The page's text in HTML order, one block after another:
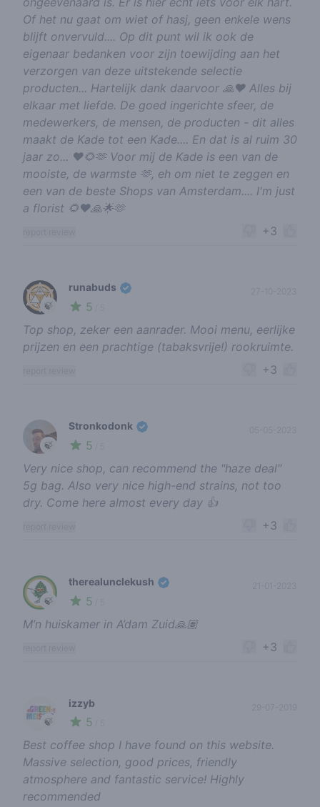
Of het nu gaat om wiet of hasj, geen enkele wens
blijft onvervuld.... Op dit punt wil ik ook de
eigenaar bedanken voor zijn toewijding aan het
verzorgen van deze uitstekende selectie
producten... Hartelijk dank daarvoor 🙏♥️ Alles bij
elkaar met liefde. De goed ingerichte sfeer, de
medewerkers, de mensen, de producten - dit alles
maakt de Kade tot een Kade.... En dat is al ruim 30
jaar zo... ♥️🌻🫶 Voor mij de Kade is een van de
mooiste, de warmste 🫶, eh om niet te zeggen en
een van de beste Shops van Amsterdam.... I'm just
a florist 🌻♥️🙏🌟🫶
+3
🍃
runabuds
5
27-10-2023
Top shop, zeker een aanrader. Mooi menu, eerlijke
prijzen en een prachtige (tabaksvrije!) rookruimte.
+3
🍃
Stronkodonk
5
05-05-2023
Very nice shop, can recommend the "haze deal"
5g bag. Also very nice high-end strains, not too
dry. Come here almost every day 👍
+3
🍃
therealunclekush
5
21-01-2023
M’n huiskamer in A’dam Zuid🙏🏽
+3
🍃
izzyb
5
Best coffee shop I have found on this website.
Massive selection, good prices, friendly
atmosphere and fantastic service! Highly
recommended